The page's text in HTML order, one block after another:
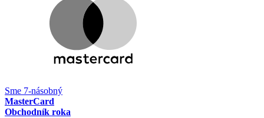
Sme 7-násobný
MasterCard
Obchodník roka